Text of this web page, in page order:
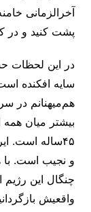
آخرالزمانی
پشت کنید و در
در این لحظات
سایه افکنده
هم‌میهنانم در
بیشتر میان همه
۴۵ساله است.
و نجیب است. با
چنگال این
واقعیش